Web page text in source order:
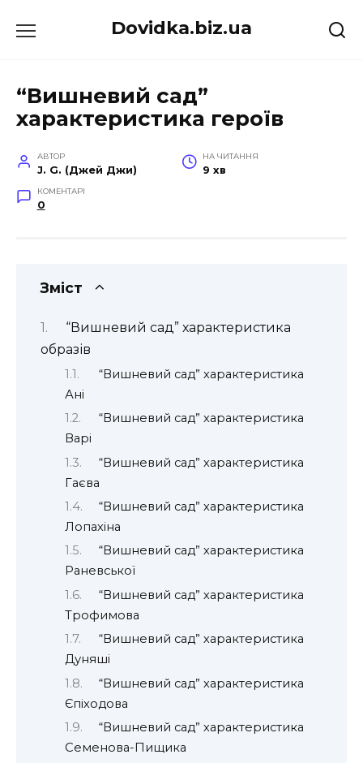
до
Dovidka.biz.ua
“Вишневий сад”
характеристика героїв
АВТОР
J. G. (Джей Джи)
НА ЧИТАННЯ
9 хв
КОМЕНТАРІ
0
Зміст
“Вишневий сад” характеристика
образів
“Вишневий сад” характеристика
Ані
“Вишневий сад” характеристика
Варі
“Вишневий сад” характеристика
Гаєва
“Вишневий сад” характеристика
Лопахіна
“Вишневий сад” характеристика
Раневської
“Вишневий сад” характеристика
Трофимова
“Вишневий сад” характеристика
Дуняші
“Вишневий сад” характеристика
Єпіходова
“Вишневий сад” характеристика
Семенова-Пищика